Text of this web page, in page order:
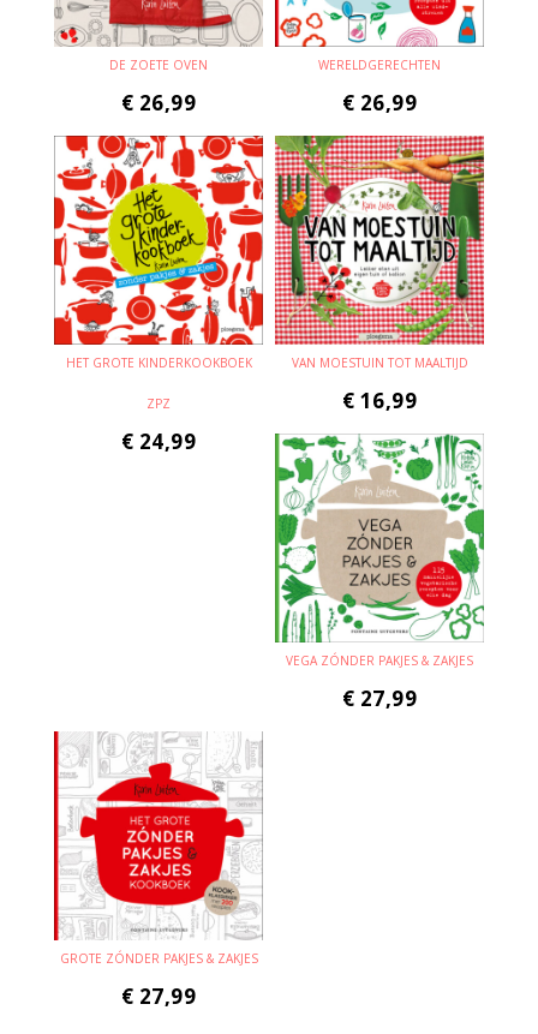
DE ZOETE OVEN
€ 26,99
WERELDGERECHTEN
€ 26,99
HET GROTE KINDERKOOKBOEK
ZPZ
€ 24,99
VAN MOESTUIN TOT MAALTIJD
€ 16,99
VEGA ZÓNDER PAKJES & ZAKJES
€ 27,99
GROTE ZÓNDER PAKJES & ZAKJES
€ 27,99